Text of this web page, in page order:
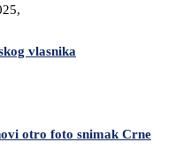
vlasnika
otro foto snimak Crne